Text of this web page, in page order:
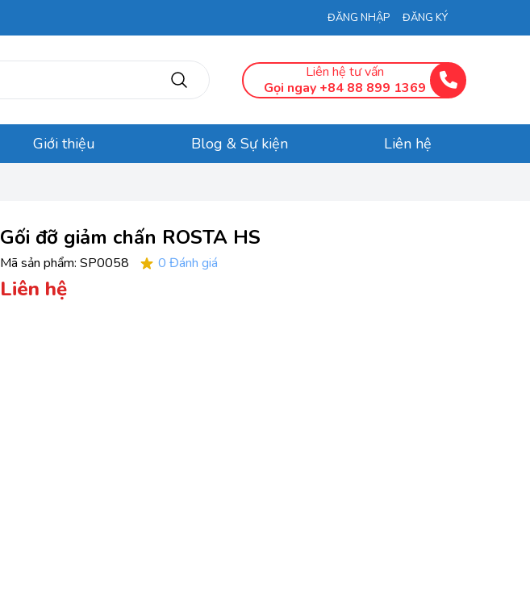
ĐĂNG NHẬP ĐĂNG KÝ
Liên hệ tư vấn
Gọi ngay +84 88 899 1369
Giới thiệu Blog & Sự kiện Liên hệ
Gối đỡ giảm chấn ROSTA HS
Mã sản phẩm: SP0058 0 Đánh giá
Liên hệ